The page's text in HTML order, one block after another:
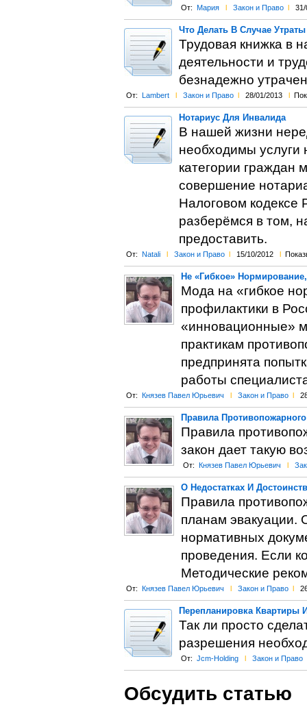
От: Мария l Закон и Право l 31/
Что Делать В Случае
Трудовая книжка в
деятельности и
безнадежно
От: Lambert l Закон и Право l 28/01/2013 l
Нотариус Для Инвалида
В нашей жизни
необходимы услуги
категории граждан
совершение
Налоговом кодексе
разберёмся в том,
предоставить.
От: Natali l Закон и Право l 15/10/2012 l
Не «Гибкое»
Мода на «гибкое
профилактики в
«инновационные»
практикам
предпринята
работы
От: Князев Павел Юрьевич l Закон и Право l
Правила
Правила
закон дает такую
От: Князев Павел Юрьевич l
О Недостатках И
Правила
планам эвакуации.
нормативных
проведения. Если
Методические
От: Князев Павел Юрьевич l Закон и Право l
Перепланировка Квартиры
Так ли просто
разрешения
От: Jcm-Holding l Закон и Право
Обсудить статью